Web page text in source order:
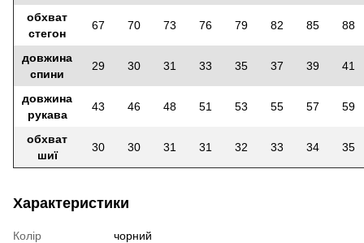
обхват
стегон
67 70 73 76 79 82 85 88
довжина
спини
29 30 31 33 35 37 39 41
довжина
рукава
43 46 48 51 53 55 57 59
обхват
шиї
30 30 31 31 32 33 34 35
Характеристики
Колір чорний